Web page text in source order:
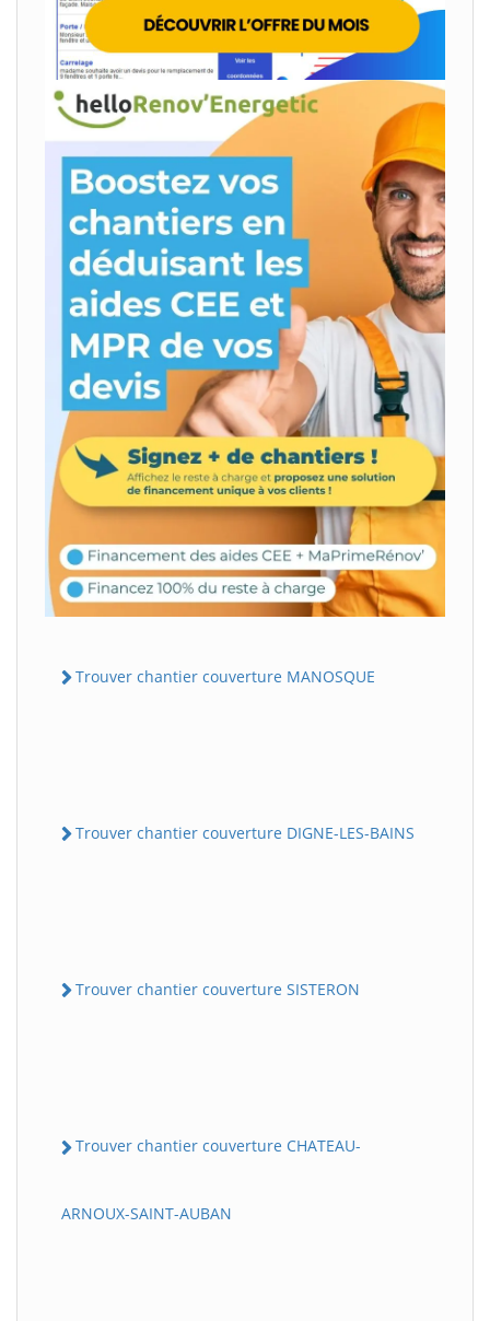
Trouver chantier couverture MANOSQUE
Trouver chantier couverture DIGNE-LES-BAINS
Trouver chantier couverture SISTERON
Trouver chantier couverture CHATEAU-
ARNOUX-SAINT-AUBAN